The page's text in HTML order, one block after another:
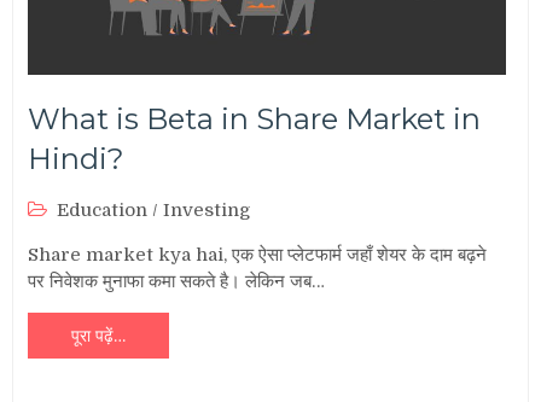
What is Beta in Share Market in
Hindi?
Education /Investing
Share market kya hai, एक ऐसा प्लेटफार्म जहाँ शेयर के दाम बढ़ने
पर निवेशक मुनाफा कमा सकते है। लेकिन जब…
पूरा पढ़ें…